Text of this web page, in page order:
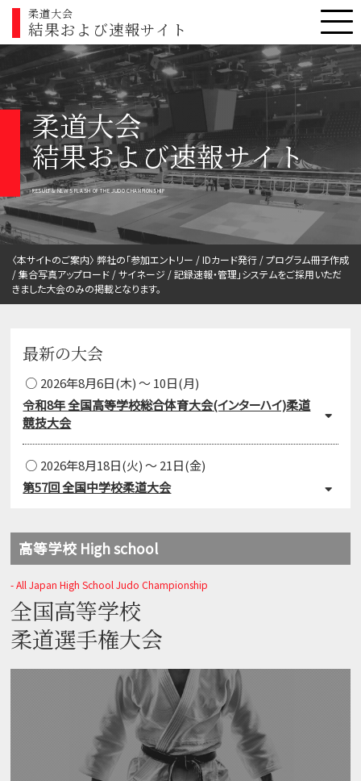
柔道大会
結果および速報サイト
柔道大会
結果および速報サイト
RESULT & NEWS FLASH OF THE JUDO CHAMPIONSHIP
〈本サイトのご案内〉 弊社の「参加エントリー / IDカード発行 / プログラム冊子作成
/ 集合写真アップロード / サイネージ / 記録速報・管理」システムをご採用いただ
きました大会のみの掲載となります。
最新の大会
2026年8月6日(木) ～ 10日(月)
令和8年 全国高等学校総合体育大会(インターハイ)柔道
競技大会
2026年8月18日(火) ～ 21日(金)
第57回 全国中学校柔道大会
高等学校 High school
- All Japan High School Judo Championship
全国高等学校
柔道選手権大会